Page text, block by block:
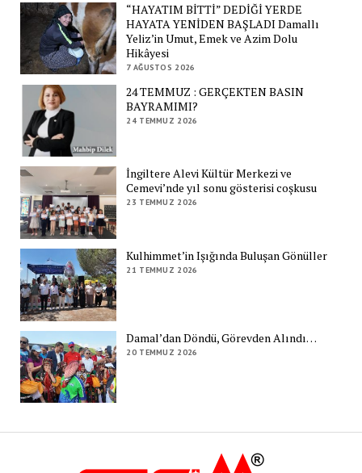
“HAYATIM BİTTİ” DEDİĞİ YERDE
HAYATA YENİDEN BAŞLADI Damallı
Yeliz’in Umut, Emek ve Azim Dolu
Hikâyesi
7 AĞUSTOS 2026
24 TEMMUZ : GERÇEKTEN BASIN
BAYRAMIMI?
24 TEMMUZ 2026
İngiltere Alevi Kültür Merkezi ve
Cemevi’nde yıl sonu gösterisi coşkusu
23 TEMMUZ 2026
Kulhimmet’in Işığında Buluşan Gönüller
21 TEMMUZ 2026
Damal’dan Döndü, Görevden Alındı…
20 TEMMUZ 2026